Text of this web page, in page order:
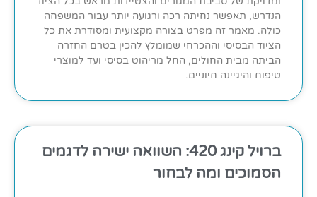
הנדרש, תאפשר נחיתה רכה ורגועה יותר עבור המשפחה
כולה. מאמר זה מפרט בצורה מקצועית ומסודרת את כל
הציוד הבסיסי וההכרחי שמומלץ להכין בטרם החזרה
הביתה מבית החולים, החל מריהוט בסיסי ועד למוצרי
טיפוח והיגיינה חיוניים.
ברויל קינג 420: השוואה ישירה לדגמים
הסמוכים ומה לבחור